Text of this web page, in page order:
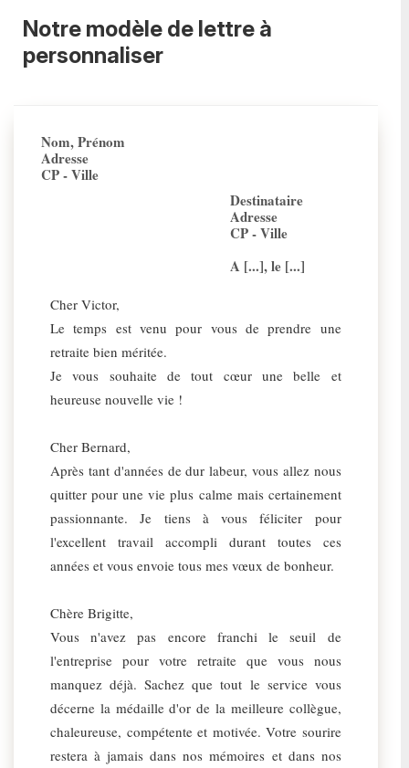
Notre modèle de lettre à
personnaliser
Nom, Prénom
Adresse
CP - Ville
Destinataire
Adresse
CP - Ville
A [...], le [...]
Cher Victor,
Le temps est venu pour vous de prendre une
retraite bien méritée.
Je vous souhaite de tout cœur une belle et
heureuse nouvelle vie !
Cher Bernard,
Après tant d'années de dur labeur, vous allez nous
quitter pour une vie plus calme mais certainement
passionnante. Je tiens à vous féliciter pour
l'excellent travail accompli durant toutes ces
années et vous envoie tous mes vœux de bonheur.
Chère Brigitte,
Vous n'avez pas encore franchi le seuil de
l'entreprise pour votre retraite que vous nous
manquez déjà. Sachez que tout le service vous
décerne la médaille d'or de la meilleure collègue,
chaleureuse, compétente et motivée. Votre sourire
restera à jamais dans nos mémoires et dans nos